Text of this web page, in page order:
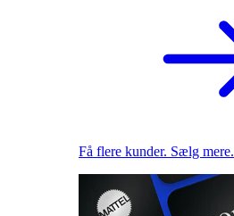
Få flere kunder. Sælg mere.